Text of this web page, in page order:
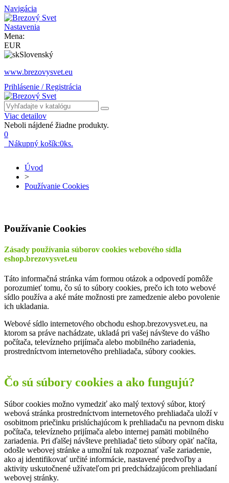
Navigácia
Nastavenia
Mena:
EUR
Slovenský
www.brezovysvet.eu
Prihlásenie / Registrácia
Viac detailov
Neboli nájdené žiadne produkty.
0
Nákupný košík:0ks.
Úvod
>
Používanie Cookies
Používanie Cookies
Zásady používania súborov cookies webového sídla
eshop.brezovysvet.eu
Táto informačná stránka vám formou otázok a odpovedí pomôže
porozumieť tomu, čo sú to súbory cookies, prečo ich toto webové
sídlo používa a aké máte možnosti pre zamedzenie alebo povolenie
ich ukladania.
Webové sídlo internetového obchodu eshop.brezovysvet.eu, na
ktorom sa práve nachádzate, ukladá pri vašej návšteve do vášho
počítača, televízneho prijímača alebo mobilného zariadenia,
prostredníctvom internetového prehliadača, súbory cookies.
Čo sú súbory cookies a ako fungujú?
Súbor cookies možno vymedziť ako malý textový súbor, ktorý
webová stránka prostredníctvom internetového prehliadača uloží v
osobitnom priečinku prislúchajúcom k prehliadaču na pevnom disku
počítača, televízneho prijímača alebo internej pamäti mobilného
zariadenia. Pri ďalšej návšteve prehliadač tieto súbory opäť načíta,
odošle webovej stránke a umožní tak rozpoznať vaše zariadenie,
ako aj identifikovať určité informácie, nastavené predvoľby a
aktivity uskutočnené užívateľom pri predchádzajúcom prehliadaní
webovej stránky.